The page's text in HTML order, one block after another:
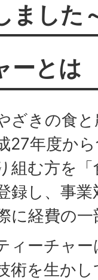
ました
ーとは
ざきの食
27年度か
組む方を
録し、事
に経費の
ィーチャ
術を生か